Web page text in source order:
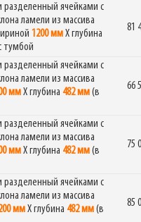
разделенный ячейками с
ламели из массива
1200 ммХ глубина
тумбой
81
разделенный ячейками с
ламели из массива
ммХ глубина 482 мм(в
66
разделенный ячейками с
ламели из массива
ммХ глубина 482 мм(в
75
разделенный ячейками с
ламели из массива
ммХ глубина 482 мм(в
85